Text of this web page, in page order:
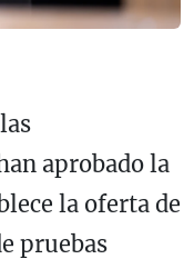
aprobado la
la oferta de
pruebas